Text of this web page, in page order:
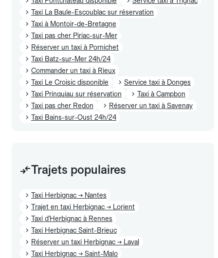
Taxi La Baule-Escoublac sur réservation
Taxi à Montoir-de-Bretagne
Taxi pas cher Piriac-sur-Mer
Réserver un taxi à Pornichet
Taxi Batz-sur-Mer 24h/24
Commander un taxi à Rieux
Taxi Le Croisic disponible
Service taxi à Donges
Taxi Prinquiau sur réservation
Taxi à Campbon
Taxi pas cher Redon
Réserver un taxi à Savenay
Taxi Bains-sur-Oust 24h/24
Trajets populaires
Taxi Herbignac → Nantes
Trajet en taxi Herbignac → Lorient
Taxi d'Herbignac à Rennes
Taxi Herbignac Saint-Brieuc
Réserver un taxi Herbignac → Laval
Taxi Herbignac → Saint-Malo